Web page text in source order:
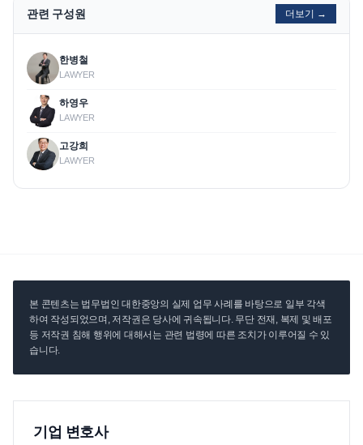
관련 구성원 더보기 →
한병철
LAWYER
하영우
LAWYER
고강희
LAWYER
본 콘텐츠는 법무법인 대한중앙의 실제 업무 사례를 바탕으로 일부 각색
하여 작성되었으며, 저작권은 당사에 귀속됩니다. 무단 전재, 복제 및 배포
등 저작권 침해 행위에 대해서는 관련 법령에 따른 조치가 이루어질 수 있
습니다.
기업 변호사